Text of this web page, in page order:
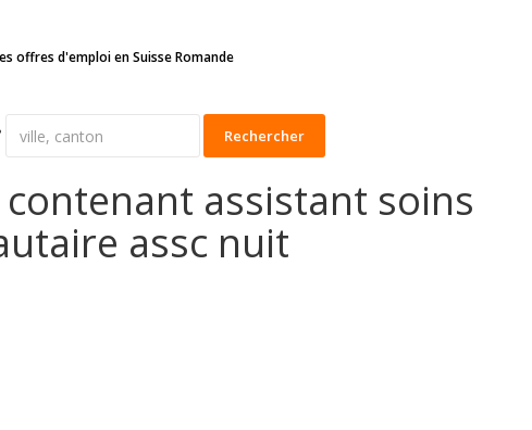
offres d'emploi en Suisse Romande
Rechercher
assistant soins
assc nuit